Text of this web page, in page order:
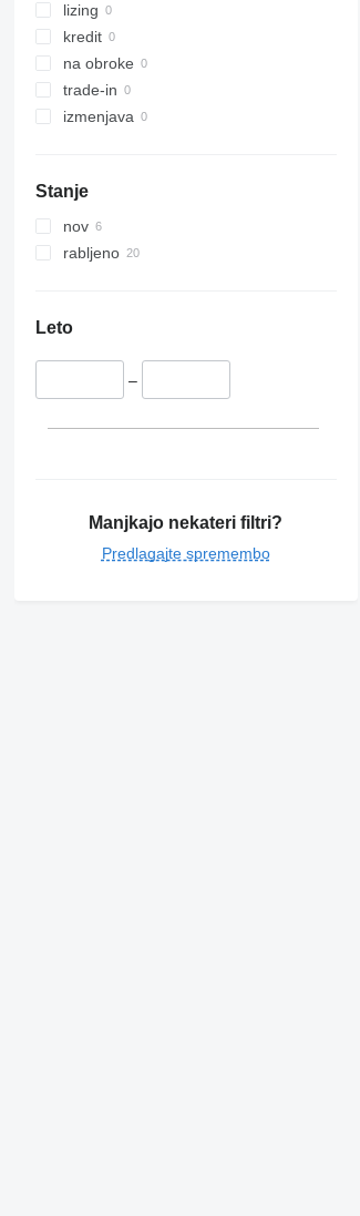
lizing
kredit
na obroke
trade-in
izmenjava
Stanje
nov
rabljeno
Leto
–
Manjkajo nekateri filtri?
Predlagajte spremembo